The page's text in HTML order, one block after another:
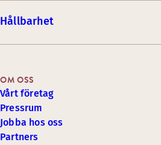
Hållbarhet
OM OSS
Vårt företag
Pressrum
Jobba hos oss
Partners